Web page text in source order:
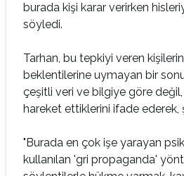
burada kişi karar verirken
söyledi.
Tarhan, bu tepkiyi veren
beklentilerine uymayan bir
çeşitli veri ve bilgiye göre
hareket ettiklerini ifade ederek,
"Burada en çok işe yarayan
kullanılan 'gri propaganda'